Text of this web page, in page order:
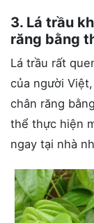
3. Lá trầu
răng bằng
Lá trầu rất
của người
chân răng
thể thực hiện
ngay tại nhà